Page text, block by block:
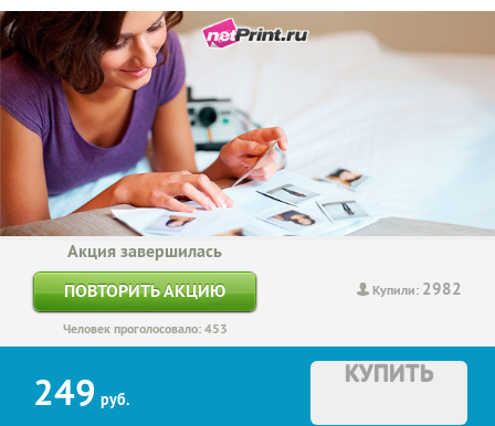
Купили: 2982
Акция завершилась
ПОВТОРИТЬ АКЦИЮ
Человек проголосовало: 453
249 руб.
КУПИТЬ